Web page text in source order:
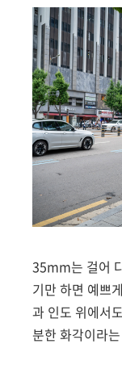
35mm는 걸어
기만 하면 예쁘
과 인도 위에서
분한 화각이라